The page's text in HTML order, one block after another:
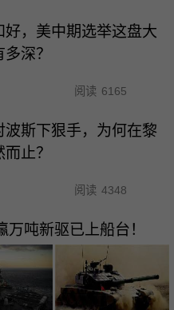
好，美中期选举这盘大
深？
阅读 6165
波斯下狠手，为何在黎
止？
阅读 4348
吨新驱已上船台！